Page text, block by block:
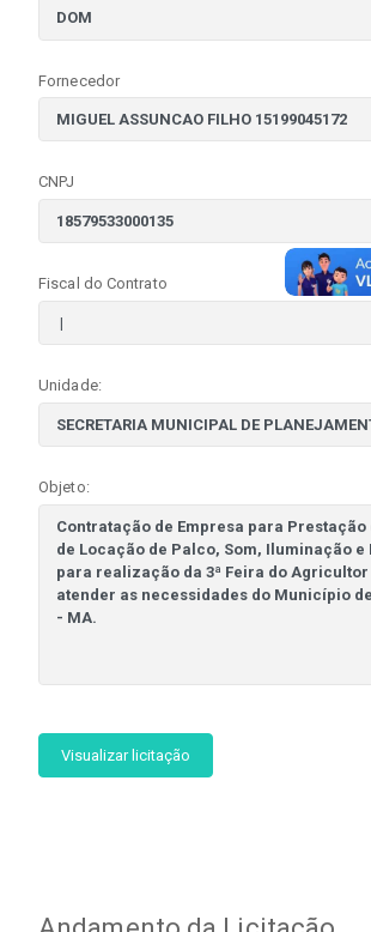
Fornecedor
CNPJ
Fiscal do Contrato
Unidade:
Objeto:
Visualizar licitação